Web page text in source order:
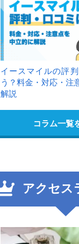
イースマイルの評
う？料金・対応・注
解説
コラム一覧
アクセス
2